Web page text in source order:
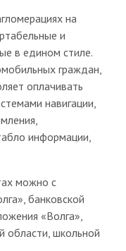
на
и
в едином стиле.
граждан,
оплачивать
навигации,
информации,
можно с
банковской
«Волга»,
области, школьной